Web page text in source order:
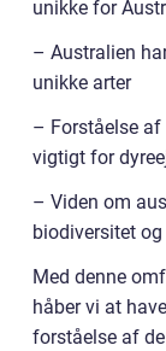
unikke for
– Australien
unikke arter
– Forståelse
vigtigt for
– Viden om
biodiversitet
Med denne
håber vi at
forståelse af